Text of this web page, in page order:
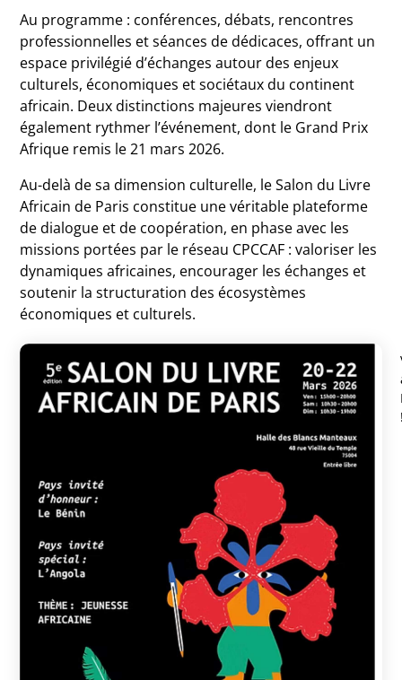
Au programme : conférences, débats, rencontres
professionnelles et séances de dédicaces, offrant un
espace privilégié d’échanges autour des enjeux
culturels, économiques et sociétaux du continent
africain. Deux distinctions majeures viendront
également rythmer l’événement, dont le Grand Prix
Afrique remis le 21 mars 2026.
Au-delà de sa dimension culturelle, le Salon du Livre
Africain de Paris constitue une véritable plateforme
de dialogue et de coopération, en phase avec les
missions portées par le réseau CPCCAF : valoriser les
dynamiques africaines, encourager les échanges et
soutenir la structuration des écosystèmes
économiques et culturels.